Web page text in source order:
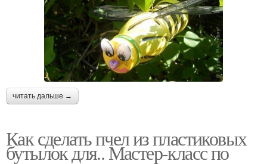
читать дальше →
Как сделать пчел из пластиковых
бутылок для.. Мастер-класс по